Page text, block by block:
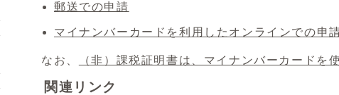
郵送での申請
マイナンバーカードを利用したオ ンラインでの申
なお、 （非）課税証明書は、マイナンバーカードを
関連リンク